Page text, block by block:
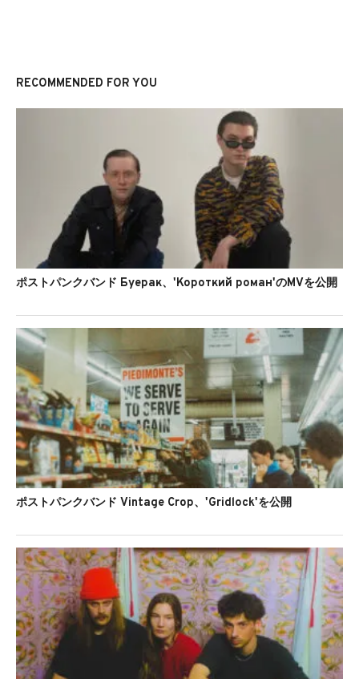
RECOMMENDED FOR YOU
ポストパンクバンド Буерак、'Короткий роман'のMVを公開
ポストパンクバンド Vintage Crop、'Gridlock'を公開